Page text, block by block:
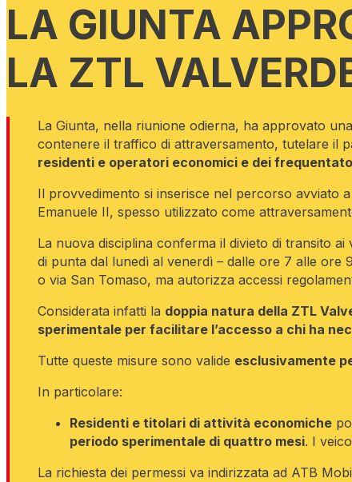
LA GIUNTA
LA ZTL
La Giunta, nella riunione odierna, ha approvato
contenere il traffico di attraversamento, tutelare il
residenti e operatori economici e dei
Il provvedimento si inserisce nel percorso avviato
Emanuele II, spesso utilizzato come
La nuova disciplina conferma il divieto di transito
di punta dal lunedì al venerdì – dalle ore 7 alle
o via San Tomaso, ma autorizza accessi
Considerata infatti la doppia natura della ZTL
sperimentale per facilitare l’accesso a chi ha
Tutte queste misure sono valide esclusivamente
In particolare:
Residenti e titolari di attività economiche
periodo sperimentale di quattro mesi. I
La richiesta dei permessi va indirizzata ad ATB